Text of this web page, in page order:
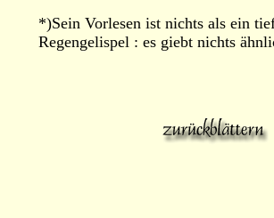
*)Sein Vorlesen ist nichts als ein
Regengelispel : es giebt nichts